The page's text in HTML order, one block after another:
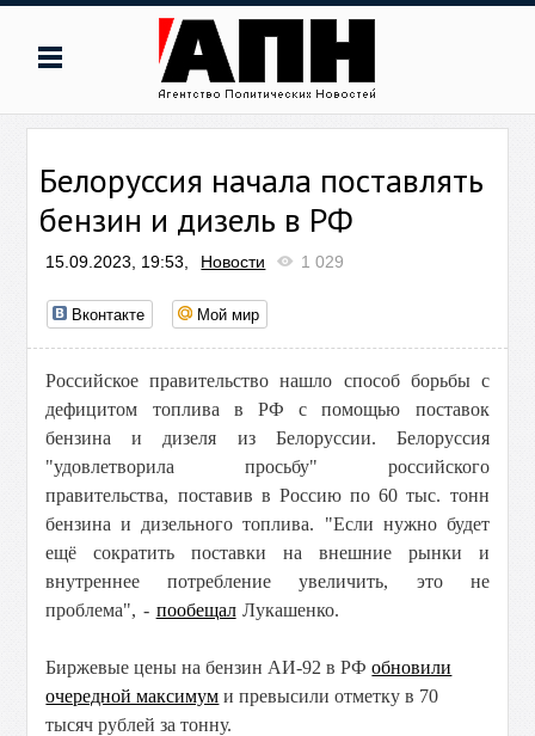
Белоруссия начала поставлять
бензин и дизель в РФ
15.09.2023, 19:53, Новости 1 029
Вконтакте Мой мир
Российское правительство нашло способ борьбы с
дефицитом топлива в РФ с помощью поставок
бензина и дизеля из Белоруссии. Белоруссия
"удовлетворила просьбу" российского
правительства, поставив в Россию по 60 тыс. тонн
бензина и дизельного топлива. "Если нужно будет
ещё сократить поставки на внешние рынки и
внутреннее потребление увеличить, это не
проблема", - пообещалЛукашенко.
Биржевые цены на бензин АИ-92 в РФобновили
очередной максимум и превысили отметку в 70
тысяч рублей за тонну.